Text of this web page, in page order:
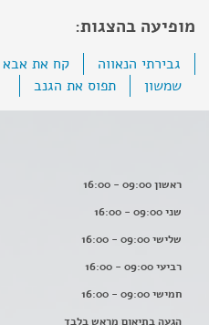
מופיעה בהצגות:
גבירתי הנאווה
קח את אבא
שמשון
תפוס את הגנב
ראשון 09:00 - 16:00
שני 09:00 - 16:00
שלישי 09:00 - 16:00
רביעי 09:00 - 16:00
חמישי 09:00 - 16:00
הגעה בתיאום מראש בלבד